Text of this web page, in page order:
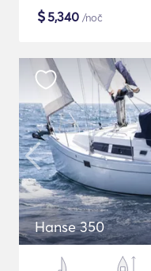
$5,340 /noč
Hanse 350